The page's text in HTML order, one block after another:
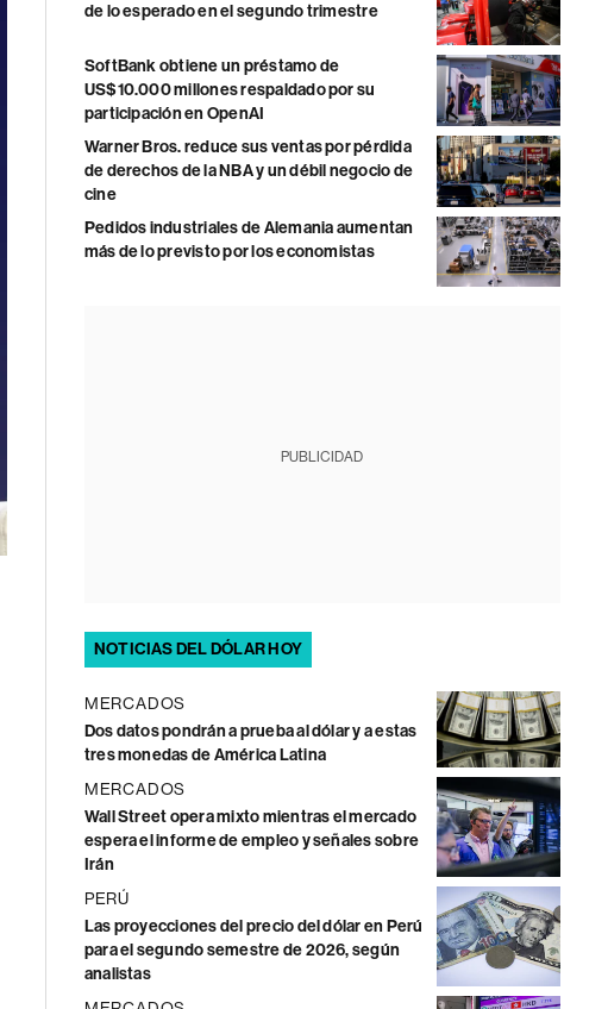
de lo esperado en el segundo trimestre
SoftBank obtiene un préstamo de
US$10.000 millones respaldado por su
participación en OpenAI
Warner Bros. reduce sus ventas por pérdida
de derechos de la NBA y un débil negocio de
cine
Pedidos industriales de Alemania aumentan
más de lo previsto por los economistas
PUBLICIDAD
NOTICIAS DEL DÓLAR HOY
MERCADOS
Dos datos pondrán a prueba al dólar y a estas
tres monedas de América Latina
MERCADOS
Wall Street opera mixto mientras el mercado
espera el informe de empleo y señales sobre
Irán
PERÚ
Las proyecciones del precio del dólar en Perú
para el segundo semestre de 2026, según
analistas